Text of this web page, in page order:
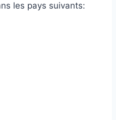
les pays suivants: